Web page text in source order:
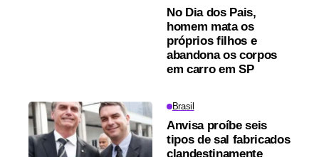
No Dia dos Pais,
homem mata os
próprios filhos e
abandona os corpos
em carro em SP
Brasil
Anvisa proíbe seis
tipos de sal fabricados
clandestinamente